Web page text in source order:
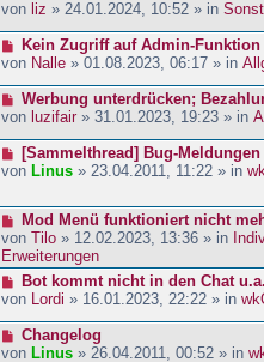
g
i
a
r
e
i
a
e
e
r
e
i
a
von liz » 24.01.2024, 10:52 » in
N
e
e
r
e
i
r
a
g
Kein Zugriff auf Admin-
von Nalle » 01.08.2023, 06:17 » in
N
e
e
r
e
t
r
a
g
Werbung unterdrücken;
von luzifair » 31.01.2023, 19:23 » in
N
e
e
B
e
t
a
g
[Sammelthread] Bug-Meldungen
von Linus » 23.04.2011, 11:22 » in
N
e
u
e
B
e
Mod Menü funktioniert nicht
von Tilo » 12.02.2023, 13:36 » in
Erweiterungen
N
e
e
r
Bot kommt nicht in den Chat u.a.
von
Lordi » 16.01.2023, 22:22 » in
N
e
Changelog
von Linus » 26.04.2011, 00:52 » in